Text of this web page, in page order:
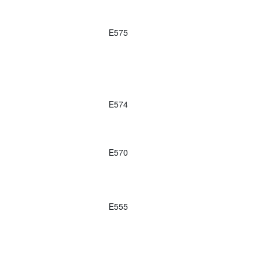
E575
E574
E570
E555